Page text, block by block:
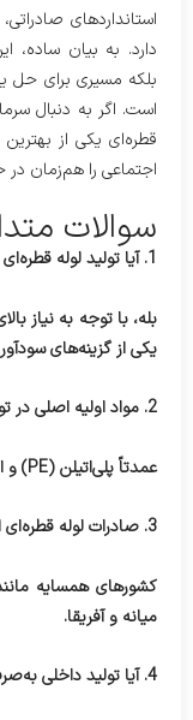
استانداردهای
دارد. به بیان
بلکه مسیری برای حل
است. اگر به دنبال
قطره‌ای یکی از
اجتماعی را هم‌زمان
سوالات
1. آیا تولید لوله قطره‌ای در ایران سودآور است؟
بله، با توجه به نیاز
یکی از گزینه‌های
2. مواد اولیه اصلی در تولید لوله قطره‌ای چیست؟
عمدتاً پلی‌اتیلن (PE) و افزودنی‌های مقاوم در برابر اشعه UV.
3. صادرات لوله قطره‌ای ایران به کدام کشورها انجام می‌شود؟
کشورهای همسایه
میانه و آفریقا.
4. آیا تولید داخلی به‌صرفه‌تر از واردات است؟